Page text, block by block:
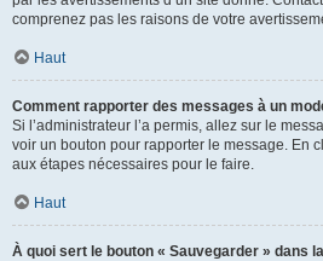
comprenez pas les raisons de votre
Haut
Comment rapporter des messages à un
Si l’administrateur l’a permis, allez sur le
voir un bouton pour rapporter le message. En
aux étapes nécessaires pour le faire.
Haut
À quoi sert le bouton « Sauvegarder » dans